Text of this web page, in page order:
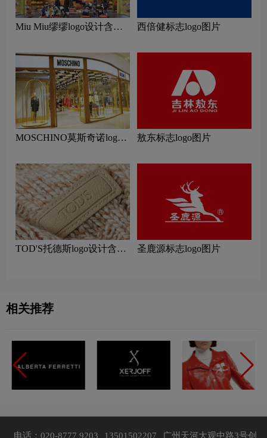
Miu Miu缪缪logo设计含义
西倍健标志logo图片
MOSCHINO莫斯奇诺logo
念
敖东标志logo图片
TOD'S托德斯logo设计含义
圣鹿源标志logo图片
相关推荐
电话：020-8777 9203 13501502207 广州天河大观中路3号创